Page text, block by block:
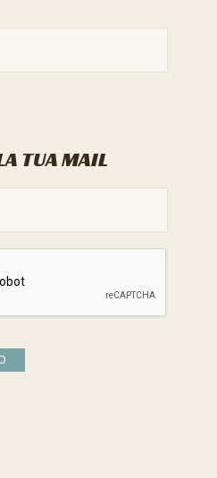
TUA MAIL